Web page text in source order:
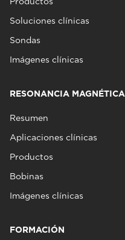
Soluciones clínicas
Sondas
Imágenes clínicas
RESONANCIA MAGNÉTICA
Resumen
Aplicaciones clínicas
Productos
Bobinas
Imágenes clínicas
FORMACIÓN